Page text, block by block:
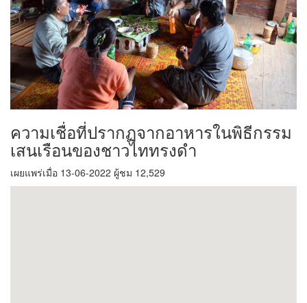
ความเชื่อที่ปรากฏจากอาหารในพิธีกรรม
เสนเรือนของชาวไททรงดำ
เผยแพร่เมื่อ 13-06-2022 ผู้ชม 12,529